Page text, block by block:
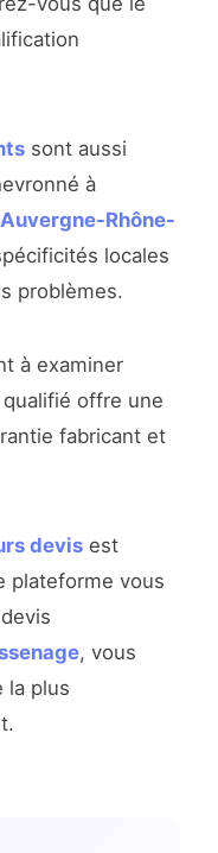
sont aussi
à
Auvergne-Rhône-
locales
problèmes.
à examiner
offre une
fabricant et
devis est
plateforme vous
, vous
la plus